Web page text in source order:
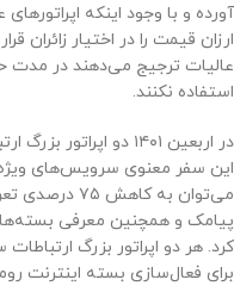
آورده و با وجود اینکه
ارزان قیمت را در اختیار زائران
عالیات ترجیج می‌دهند در مدت
استفاده نکنند.
در اربعین ۱۴۰۱ دو
این سفر معنوی سرویس‌های
می‌توان به
پیامک و همچنین معرفی
کرد. هر دو اپراتور بزرگ
برای فعال‌سازی بسته اینترنت